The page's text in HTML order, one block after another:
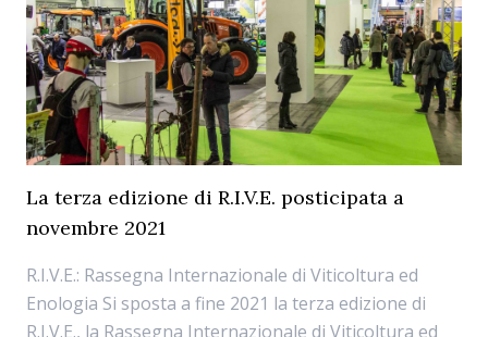
La terza edizione di R.I.V.E. posticipata a
novembre 2021
R.I.V.E.: Rassegna Internazionale di Viticoltura ed
Enologia Si sposta a fine 2021 la terza edizione di
R.I.V.E., la Rassegna Internazionale di Viticoltura ed